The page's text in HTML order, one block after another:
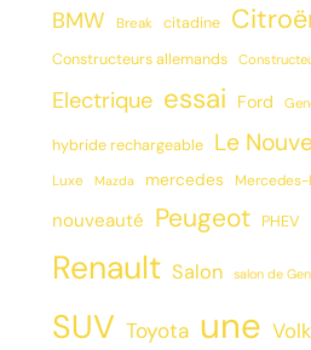
BMW Break citadine
Constructeurs allemands
Electrique essai Ford
hybride rechargeable Le
Luxe Mazda mercedes Mercedes-
nouveauté Peugeot PHEV
Renault Salon salon de
SUV Toyota une